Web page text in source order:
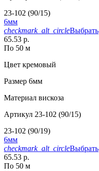
23-102 (90/15)
6мм
checkmark_alt_circleВыбрать
65.53 р.
По 50 м
Цвет кремовый
Размер 6мм
Материал вискоза
Артикул 23-102 (90/15)
23-102 (90/19)
6мм
checkmark_alt_circleВыбрать
65.53 р.
По 50 м